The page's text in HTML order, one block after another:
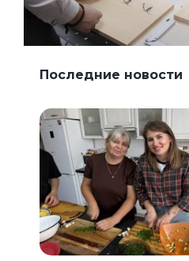
Последние новости